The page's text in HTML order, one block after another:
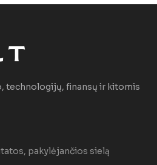
technologijų, finansų ir kitomis
pakylėjančios sielą